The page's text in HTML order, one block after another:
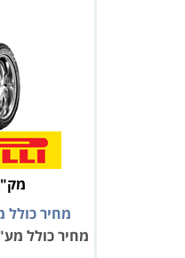
מחיר כולל
מחיר כולל